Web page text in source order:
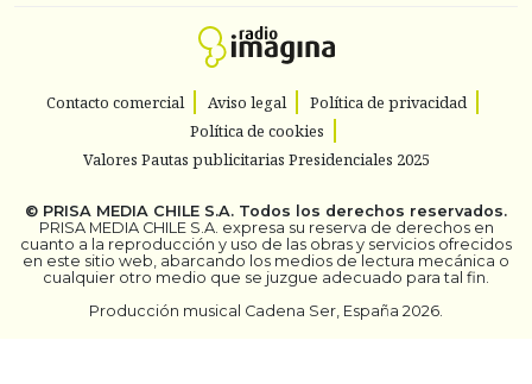
Contacto comercial Aviso legal
Política de privacidad
Política de cookies
Valores Pautas publicitarias Presidenciales 2025
© PRISA MEDIA CHILE S.A. Todos los derechos reservados.
PRISA MEDIA CHILE S.A. expresa su reserva de derechos en
cuanto a la reproducción y uso de las obras y servicios ofrecidos
en este sitio web, abarcando los medios de lectura mecánica o
cualquier otro medio que se juzgue adecuado para tal fin.
Producción musical Cadena Ser, España 2026.